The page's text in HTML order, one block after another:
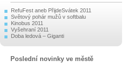
RefuFest aneb PřijdeSvátek 2011
Světový pohár mužů v softbalu
Kinobus 2011
Vyšehraní 2011
Doba ledová – Giganti
Poslední novinky ve městě